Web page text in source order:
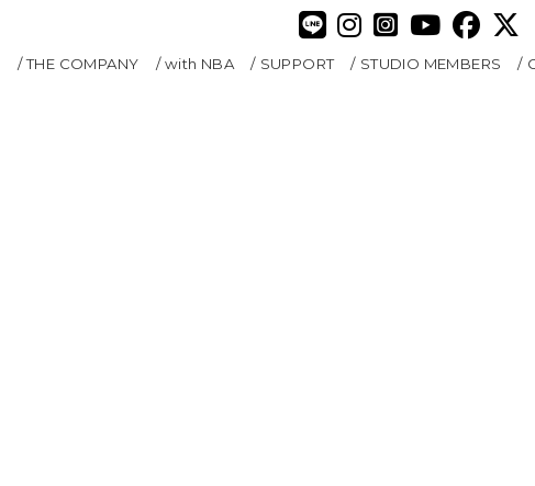
THE COMPANY with NBA SUPPORT STUDIO MEMBERS